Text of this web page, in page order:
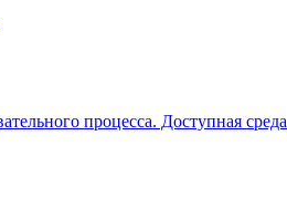
процесса. Доступная среда